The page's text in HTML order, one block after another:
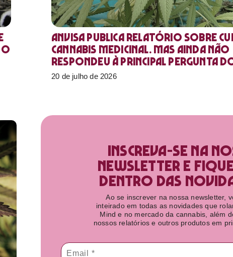
Anvisa publica relatório sobre
Cannabis medicinal. Mas ainda não
respondeu à principal pergunta
20 de julho de 2026
Inscreva-se na
newsletter e
dentro das
Ao se inscrever na nossa newsletter,
inteirado em todas as novidades que
Mind e no mercado da cannabis, além
nossos relatórios e outros produtos em